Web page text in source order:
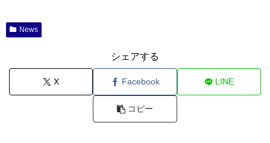
News
シェアする
X Facebook LINE
コピー